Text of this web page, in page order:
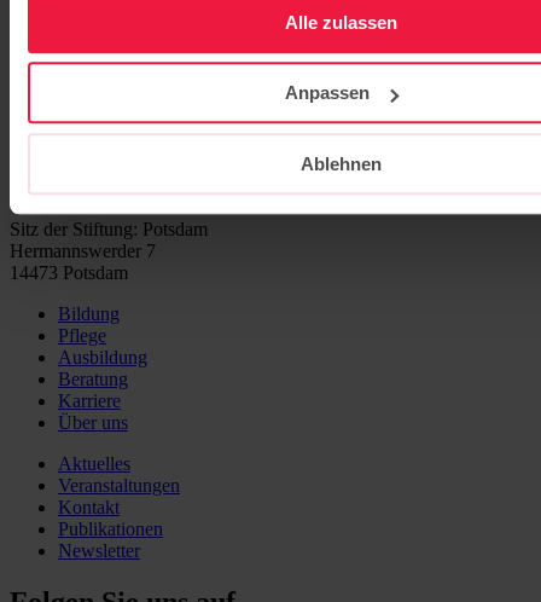
Alle zulassen
Anpassen
Ablehnen
Ab sofort stehen Ihnen die Impulsvorträge und Bilder der Konferenz
Weiterlesen
Sitz der Stiftung: Potsdam
Hermannswerder 7
14473 Potsdam
Bildung
Pflege
Ausbildung
Beratung
Karriere
Über uns
Aktuelles
Veranstaltungen
Kontakt
Publikationen
Newsletter